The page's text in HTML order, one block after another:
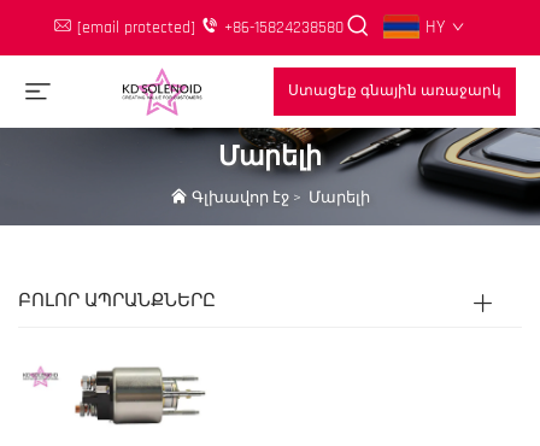
[email protected] +86-15824238580 HY
Ստացեք գնային առաջարկ
Մարելի
Գլխավոր էջ > Մարելի
ԲՈԼՈՐ ԱՊՐԱՆՔՆԵՐԸ